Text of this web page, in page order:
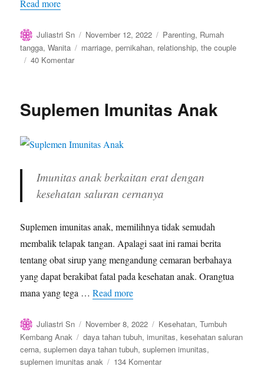
Read more
Author
Juliastri Sn
Posted
on
November 12, 2022 Categories
Parenting, Rumah
tangga,Wanita Tags
marriage,pernikahan, relationship,the couple
40 Komentarpada
Tahun
Suplemen Imunitas Anak
Imunitas anak berkaitan erat dengan
kesehatan saluran cernanya
Suplemen imunitas anak, memilihnya tidak semudah
membalik telapak tangan. Apalagi saat ini ramai berita
tentang obat sirup yang mengandung cemaran berbahaya
yang dapat berakibat fatal pada kesehatan anak. Orangtua
mana yang tega …Read more
Author
Juliastri Sn
Posted
on
November 8, 2022 Categories
Kesehatan,Tumbuh
Kembang Anak
Tags
daya tahan tubuh,imunitas,kesehatan saluran
cerna,suplemen daya tahan tubuh,suplemen imunitas,
suplemen imunitas anak
134 Komentarpada